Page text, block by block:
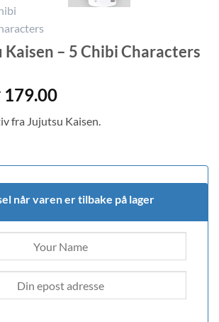
Kaisen – 5 Chibi Characters
179.00Current
is:
fra Jujutsu Kaisen.
når varen er tilbake på lager